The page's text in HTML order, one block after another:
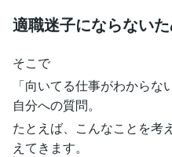
適職迷子にならない
そこで
「向いてる仕事がわからな
自分への質問。
たとえば、こんなことを考
えてきます。